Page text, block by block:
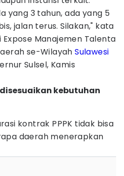
yang 3 tahun, ada yang 5
jalan terus. Silakan," kata
Expose Manajemen Talenta
se-WilayahSulawesi
Sulsel, Kamis
disesuaikan kebutuhan
kontrak PPPK tidak bisa
daerah menerapkan